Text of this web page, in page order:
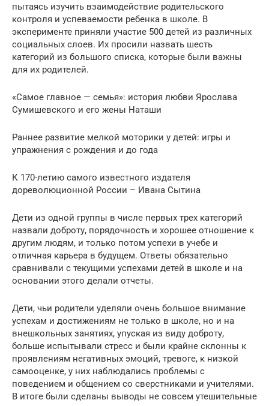
пытаясь изучить взаимодействие родительского
контроля и успеваемости ребенка в школе. В
эксперименте приняли участие 500 детей из различных
социальных слоев. Их просили назвать шесть
категорий из большого списка, которые были важны
для их родителей.
«Самое главное — семья»: история любви Ярослава
Сумишевского и его жены Наташи
Раннее развитие мелкой моторики у детей: игры и
упражнения с рождения и до года
К 170-летию самого известного издателя
дореволюционной России – Ивана Сытина
Дети из одной группы в числе первых трех категорий
назвали доброту, порядочность и хорошее отношение к
другим людям, и только потом успехи в учебе и
отличная карьера в будущем. Ответы обязательно
сравнивали с текущими успехами детей в школе и на
основании этого делали отчеты.
Дети, чьи родители уделяли очень большое внимание
успехам и достижениям не только в школе, но и на
внешкольных занятиях, упуская из виду доброту,
больше испытывали стресс и были крайне склонны к
проявлениям негативных эмоций, тревоге, к низкой
самооценке, у них наблюдались проблемы с
поведением и общением со сверстниками и учителями.
В итоге были сделаны выводы не совсем утешительные